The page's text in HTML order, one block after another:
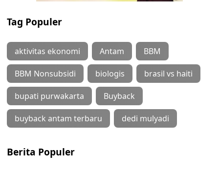
Tag Populer
aktivitas ekonomi Antam BBM
BBM Nonsubsidi biologis brasil vs haiti
bupati purwakarta Buyback
buyback antam terbaru dedi mulyadi
Berita Populer